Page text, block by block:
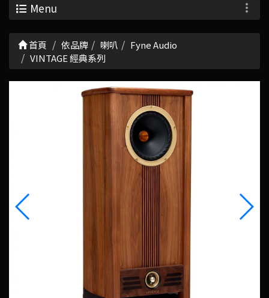
Menu
首頁 依品牌 喇叭
Fyne Audio
VINTAGE 經典系列